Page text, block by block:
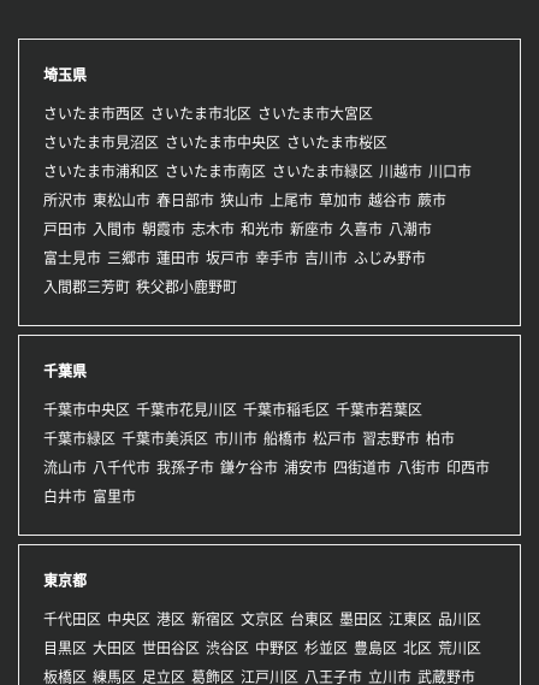
埼玉県
さいたま市西区 さいたま市北区
さいたま市大宮区
さいたま市見沼区
さいたま市中央区
さいたま市桜区
さいたま市浦和区
さいたま市南区 さいたま市緑区 川越市 川口市
所沢市 東松山市 春日部市 狭山市 上尾市 草加市 越谷市 蕨市
戸田市 入間市 朝霞市 志木市 和光市 新座市 久喜市 八潮市
富士見市 三郷市 蓮田市 坂戸市 幸手市 吉川市 ふじみ野市
入間郡三芳町 秩父郡小鹿野町
千葉県
千葉市中央区 千葉市花見川区 千葉市稲毛区 千葉市若葉区
千葉市緑区 千葉市美浜区 市川市 船橋市 松戸市 習志野市 柏市
流山市 八千代市 我孫子市 鎌ケ谷市 浦安市 四街道市 八街市 印西市
白井市 富里市
東京都
千代田区 中央区 港区 新宿区 文京区 台東区 墨田区 江東区 品川区
目黒区 大田区 世田谷区 渋谷区 中野区 杉並区 豊島区 北区 荒川区
板橋区 練馬区 足立区 葛飾区 江戸川区 八王子市 立川市 武蔵野市